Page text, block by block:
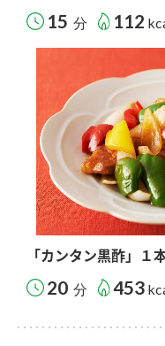
15 分 112
「カンタン黒酢」１
20 分 453